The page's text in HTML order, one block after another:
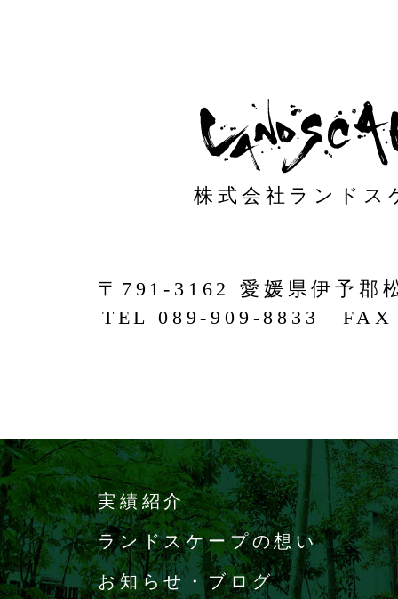
〒791-3162 愛媛県伊予郡
TEL 089-909-8833 FAX
株式会社ランドス
実績紹介
ランドスケープの想い
お知らせ・ブログ